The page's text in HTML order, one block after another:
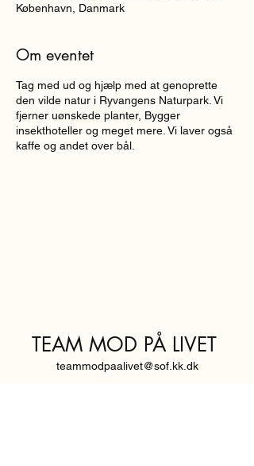
København, Danmark
Om eventet
Tag med ud og hjælp med at genoprette
den vilde natur i Ryvangens Naturpark. Vi
fjerner uønskede planter, Bygger
insekthoteller og meget mere. Vi laver også
kaffe og andet over bål.
TEAM MOD PÅ LIVET
teammodpaalivet@sof.kk.dk